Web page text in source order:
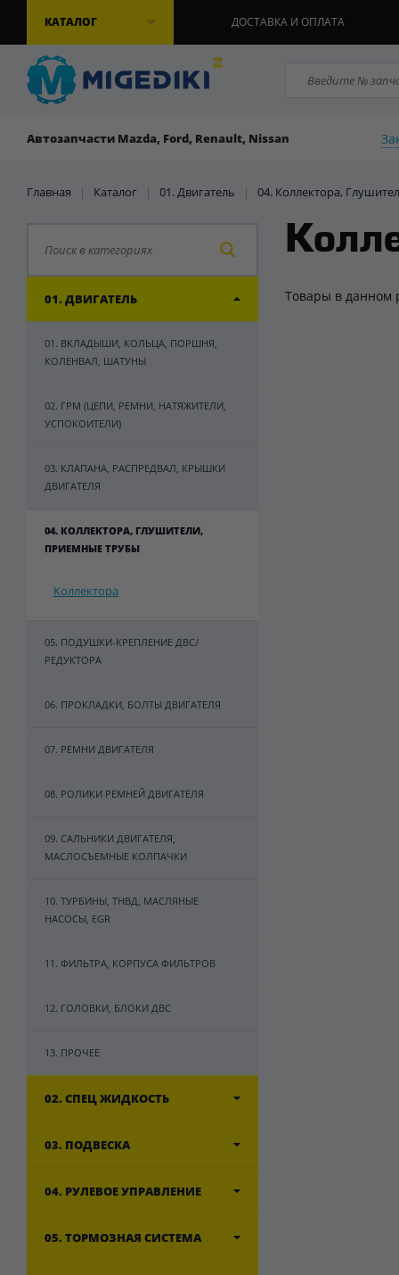
КАТАЛОГ ДОСТАВКА И ОПЛАТА
Автозапчасти Mazda, Ford, Renault, Nissan
Главная | Каталог | 01. Двигатель | 04. Коллектора,
01. ДВИГАТЕЛЬ
01. ВКЛАДЫШИ, КОЛЬЦА, ПОРШНЯ,
КОЛЕНВАЛ, ШАТУНЫ
02. ГРМ (ЦЕПИ, РЕМНИ, НАТЯЖИТЕЛИ,
УСПОКОИТЕЛИ)
03. КЛАПАНА, РАСПРЕДВАЛ, КРЫШКИ
ДВИГАТЕЛЯ
04. КОЛЛЕКТОРА, ГЛУШИТЕЛИ,
ПРИЕМНЫЕ ТРУБЫ
Коллектора
05. ПОДУШКИ-КРЕПЛЕНИЕ ДВС/
РЕДУКТОРА
06. ПРОКЛАДКИ, БОЛТЫ ДВИГАТЕЛЯ
07. РЕМНИ ДВИГАТЕЛЯ
08. РОЛИКИ РЕМНЕЙ ДВИГАТЕЛЯ
09. САЛЬНИКИ ДВИГАТЕЛЯ,
МАСЛОСЪЕМНЫЕ КОЛПАЧКИ
10. ТУРБИНЫ, ТНВД, МАСЛЯНЫЕ
НАСОСЫ, EGR
11. ФИЛЬТРА, КОРПУСА ФИЛЬТРОВ
12. ГОЛОВКИ, БЛОКИ ДВС
13. ПРОЧЕЕ
02. СПЕЦ ЖИДКОСТЬ
03. ПОДВЕСКА
04. РУЛЕВОЕ УПРАВЛЕНИЕ
05. ТОРМОЗНАЯ СИСТЕМА
Товары в данном